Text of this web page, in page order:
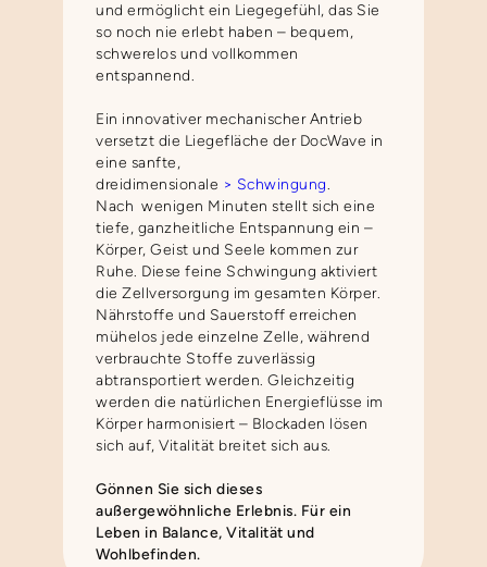
und ermöglicht ein Liegegefühl, das Sie
so noch nie erlebt haben – bequem,
schwerelos und vollkommen
entspannend.
Ein innovativer mechanischer Antrieb
versetzt die Liegefläche der DocWave in
eine sanfte,
dreidimensionale > Schwingung.
Nach wenigen Minuten stellt sich eine
tiefe, ganzheitliche Entspannung ein –
Körper, Geist und Seele kommen zur
Ruhe. Diese feine Schwingung aktiviert
die Zellversorgung im gesamten Körper.
Nährstoffe und Sauerstoff erreichen
mühelos jede einzelne Zelle, während
verbrauchte Stoffe zuverlässig
abtransportiert werden. Gleichzeitig
werden die natürlichen Energieflüsse im
Körper harmonisiert – Blockaden lösen
sich auf, Vitalität breitet sich aus.
Gönnen Sie sich dieses
außergewöhnliche Erlebnis. Für ein
Leben in Balance, Vitalität und
Wohlbefinden.